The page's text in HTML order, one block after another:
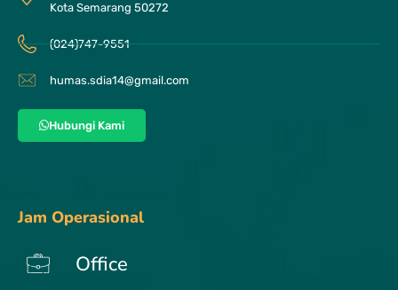
Kota Semarang 50272
(024)747-9551
humas.sdia14@gmail.com
Hubungi Kami
Jam Operasional
Office